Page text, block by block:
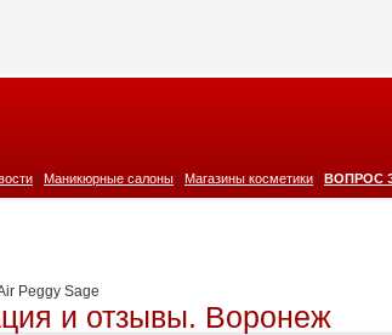
Маникюрные салоны Магазины косметики ВОПРОС
Peggy Sage
и отзывы. Воронеж